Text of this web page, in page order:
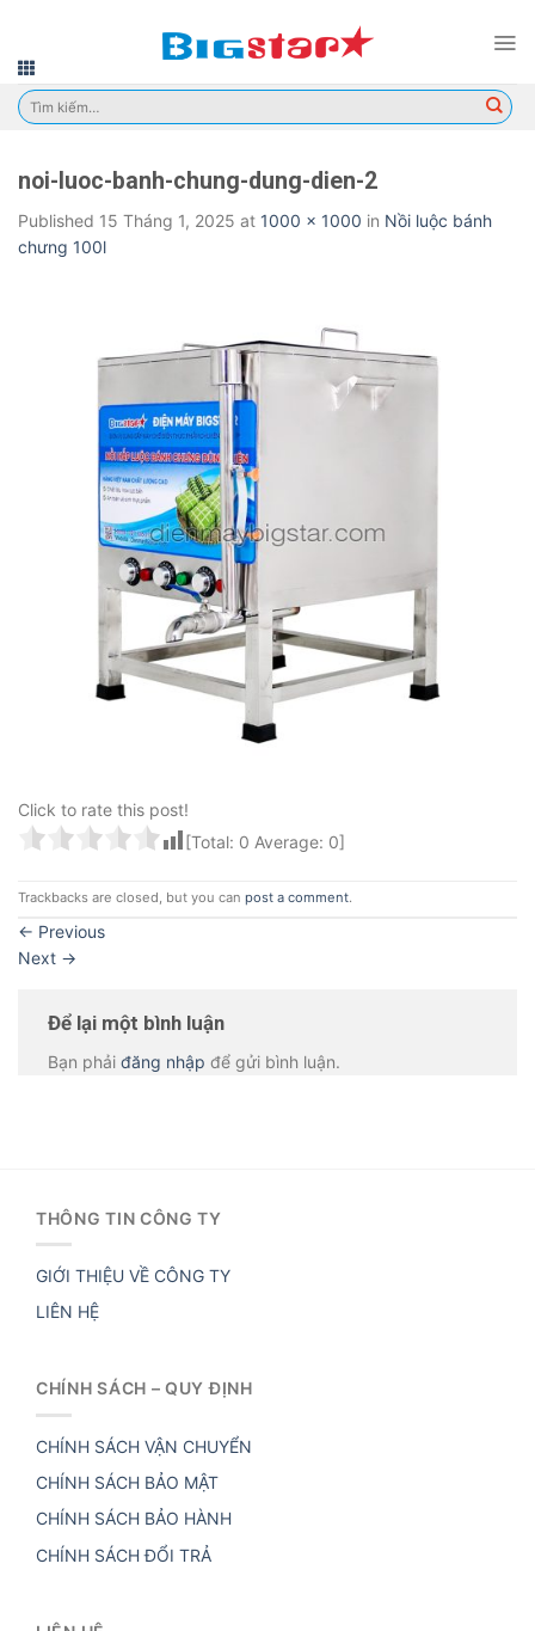
content
Tìm
kiếm:
noi-luoc-banh-chung-dung-dien-2
Published 15 Tháng 1, 2025 at 1000 × 1000 in Nồi luộc bánh
chưng 100l
Click to rate this post!
[Total: 0 Average: 0]
Trackbacks are closed, but you can post a comment.
← Previous
Next →
Để lại một bình luận
Bạn phải đăng nhập để gửi bình luận.
THÔNG TIN CÔNG TY
GIỚI THIỆU VỀ CÔNG TY
LIÊN HỆ
CHÍNH SÁCH – QUY ĐỊNH
CHÍNH SÁCH VẬN CHUYỂN
CHÍNH SÁCH BẢO MẬT
CHÍNH SÁCH BẢO HÀNH
CHÍNH SÁCH ĐỔI TRẢ